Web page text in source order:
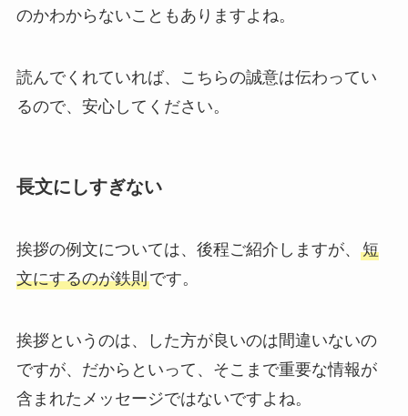
のかわからないこともありますよね。
読んでくれていれば、こちらの誠意は伝わってい
るので、安心してください。
長文にしすぎない
挨拶の例文については、後程ご紹介しますが、 短
文にするのが鉄則です。
挨拶というのは、した方が良いのは間違いないの
ですが、だからといって、そこまで重要な情報が
含まれたメッセージではないですよね。